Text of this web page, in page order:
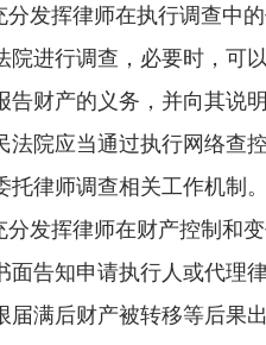
挥律师在执行调查中的
院进行调查，必要时，可
告财产的义务，并向其说
应当通过执行网络查控
托律师调查相关工作机制。
挥律师在财产控制和变
面告知申请执行人或代理
届满后财产被转移等后果出